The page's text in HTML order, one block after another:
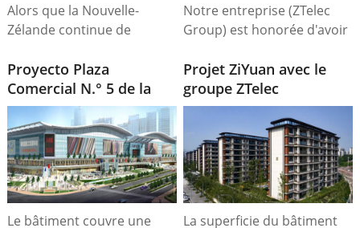
Alors que la Nouvelle-
Zélande continue de
solaire, les partenariats
avec des fabricants
innovants comme ZTelec
resteront essentiels pour
assurer à la fois la sécurité
énergétique et la durabilité
écologique.
Notre entreprise (ZTelec
Group) est honorée d'avoir
significative à ce projet.
Nous avons ainsi achevé la
construction de la place
d'échange n° 1 de la ville de
South China.
Proyecto Plaza
Comercial N.° 5 de la
ciudad de HuaNan
Le bâtiment couvre une
Projet ZiYuan avec le
groupe ZTelec
La superficie du bâtiment